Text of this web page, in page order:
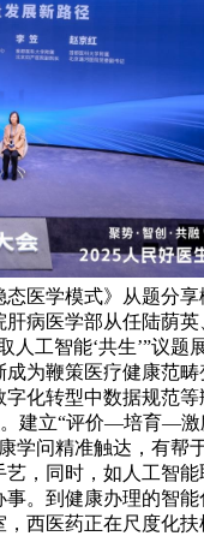
医学模式》从题分
病医学部从任陆荫
工智能‘共生’”议
为鞭策医疗健康范
化转型中数据规范
建立“评价—培育—
学问精准触达，有
，同时，如人工智
。到健康办理的智
西医药正在尺度化